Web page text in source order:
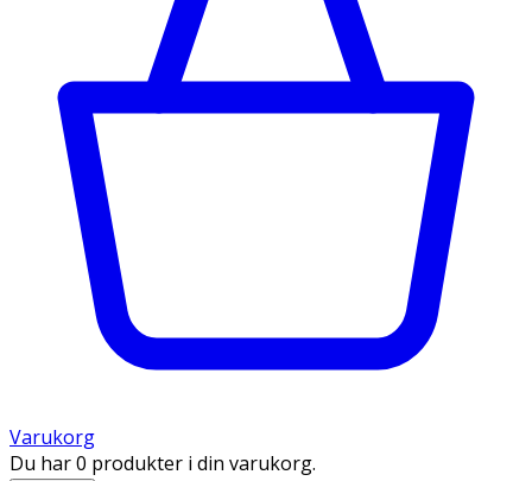
Varukorg
Du har 0 produkter i din varukorg.